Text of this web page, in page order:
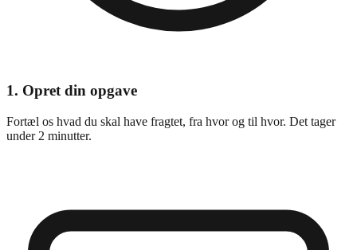
1. Opret din opgave
Fortæl os hvad du skal have fragtet, fra hvor og til hvor. Det tager
under 2 minutter.